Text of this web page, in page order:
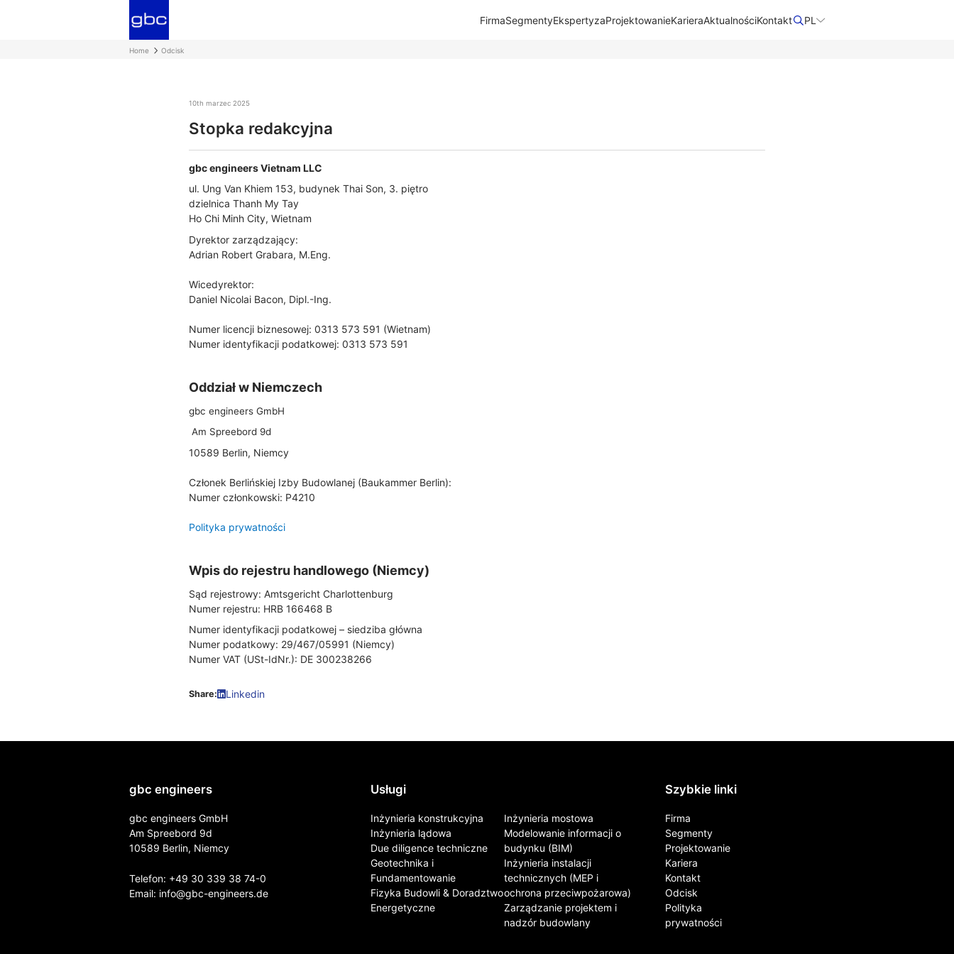
FirmaSegmentyEkspertyzaProjektowanieKarieraAktualnościKontakt​ PL
Home Odcisk
10th marzec 2025
Stopka redakcyjna
gbc engineers Vietnam LLC
ul. Ung Van Khiem 153, budynek Thai Son, 3. piętro
dzielnica Thanh My Tay
Ho Chi Minh City, Wietnam
Dyrektor zarządzający:
Adrian Robert Grabara, M.Eng.
Wicedyrektor:
Daniel Nicolai Bacon, Dipl.-Ing.
Numer licencji biznesowej: 0313 573 591 (Wietnam)
Numer identyfikacji podatkowej: 0313 573 591
Oddział w Niemczech
gbc engineers GmbH
Am Spreebord 9d
10589 Berlin, Niemcy
Członek Berlińskiej Izby Budowlanej (Baukammer Berlin):
Numer członkowski: P4210
Polityka prywatności
Wpis do rejestru handlowego (Niemcy)
Sąd rejestrowy: Amtsgericht Charlottenburg
Numer rejestru: HRB 166468 B
Numer identyfikacji podatkowej – siedziba główna
Numer podatkowy: 29/467/05991 (Niemcy)
Numer VAT (USt-IdNr.): DE 300238266
Share: Linkedin
gbc engineers
gbc engineers GmbH
Am Spreebord 9d
10589 Berlin, Niemcy
Telefon: +49 30 339 38 74-0
Email: info@gbc-engineers.de
Usługi
Inżynieria konstrukcyjna
Inżynieria lądowa
Due diligence techniczne
Geotechnika i
Fundamentowanie
Fizyka Budowli & Doradztwo
Energetyczne
Inżynieria mostowa
Modelowanie informacji o
budynku (BIM)
Inżynieria instalacji
technicznych (MEP i
ochrona przeciwpożarowa)
Zarządzanie projektem i
nadzór budowlany
Szybkie linki
Firma
Segmenty
Projektowanie
Kariera
Kontakt​
Odcisk
Polityka
prywatności